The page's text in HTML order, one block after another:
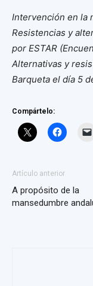
Intervención en la
Resistencias y
por ESTAR
Alternativas y
Barqueta el día 5
Compártelo:
Artículo anterior
A propósito de la
mansedumbre